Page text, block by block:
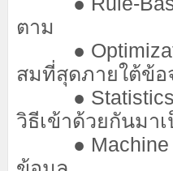
ตาม
●
สมที่สุดภายใต้ข้อ
● Statistics:
วิธีเข้าด้วยกันมา
● Machine